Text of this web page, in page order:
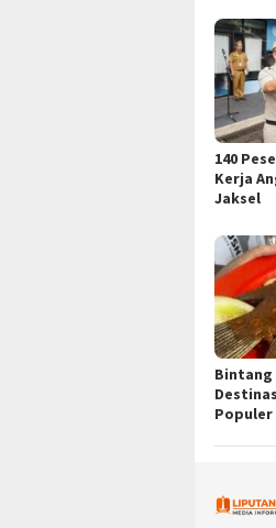
140
Kerja
Jaksel
Bintang